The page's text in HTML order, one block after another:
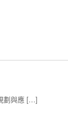
劃與應 […]